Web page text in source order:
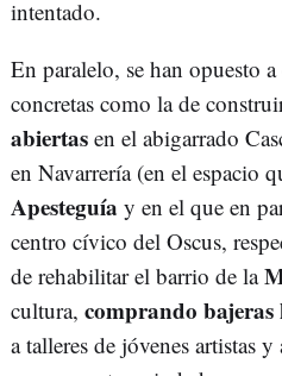
intentado.
En paralelo, se han opuesto
concretas como la de
abiertas en el abigarrado
en Navarrería (en el espacio
Apesteguía y en el que en
centro cívico del Oscus,
de rehabilitar el barrio de la
cultura, comprando bajeras
a talleres de jóvenes artistas